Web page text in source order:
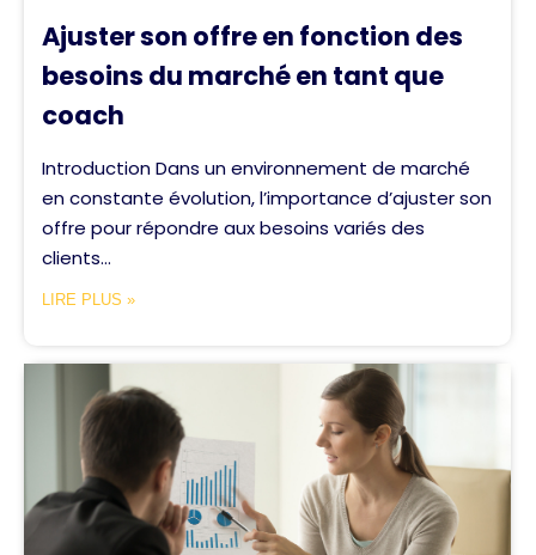
Ajuster son offre en fonction des
besoins du marché en tant que
coach
Introduction Dans un environnement de marché
en constante évolution, l’importance d’ajuster son
offre pour répondre aux besoins variés des
clients...
LIRE PLUS »